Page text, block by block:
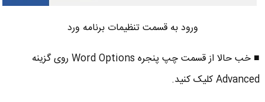
ورود به قسمت تنظیمات برنامه ورد
■ خب حالا از قسمت چپ پنجره Word Options روی گزینه
Advanced کلیک کنید.